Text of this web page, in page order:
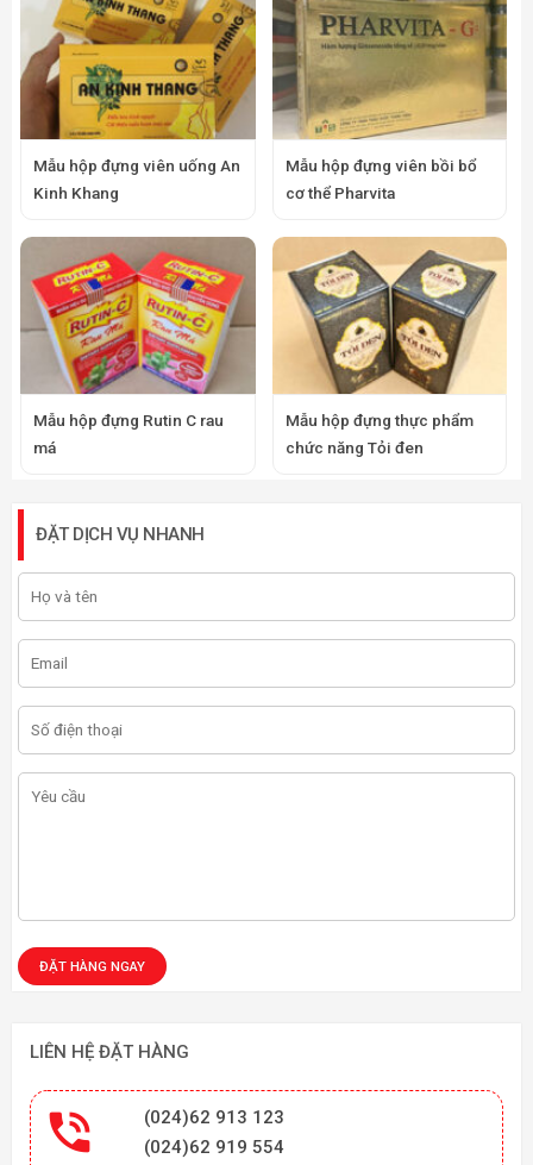
Mẫu hộp đựng viên uống An
Kinh Khang
Mẫu hộp đựng viên bồi bổ
cơ thể Pharvita
Mẫu hộp đựng Rutin C rau
má
Mẫu hộp đựng thực phẩm
chức năng Tỏi đen
ĐẶT DỊCH VỤ NHANH
LIÊN HỆ ĐẶT HÀNG

(024)62 913 123
(024)62 919 554